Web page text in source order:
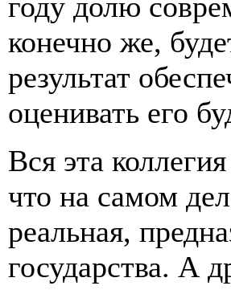
конечно же,
результат
оценивать его
Вся эта
что на самом
реальная,
государства. А